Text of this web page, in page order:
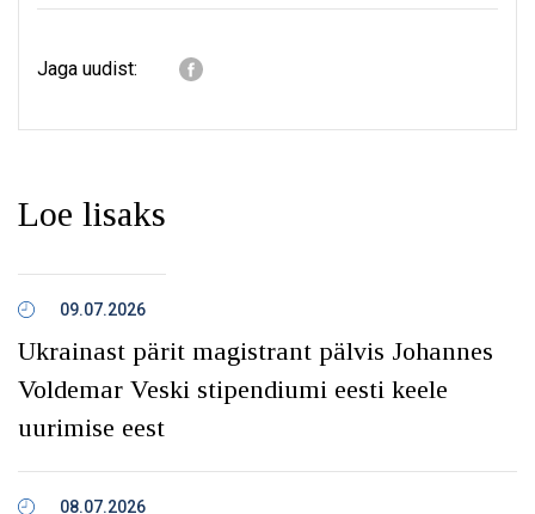
Jaga uudist:
Loe lisaks
09.07.2026
Ukrainast pärit magistrant pälvis Johannes
Voldemar Veski stipendiumi eesti keele
uurimise eest
08.07.2026